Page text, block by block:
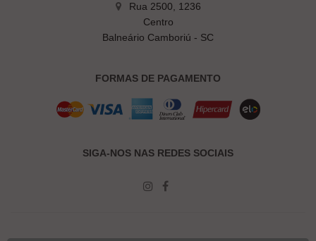
Rua 2500, 1236
Centro
Balneário Camboriú - SC
FORMAS DE PAGAMENTO
SIGA-NOS NAS REDES SOCIAIS